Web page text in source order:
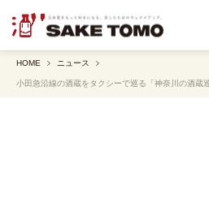
HOME ニュース
小田急沿線の酒蔵をタクシーで巡る「神奈川の酒蔵